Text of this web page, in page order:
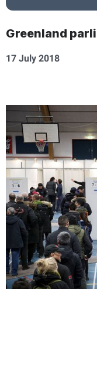
Greenland
17 July 2018